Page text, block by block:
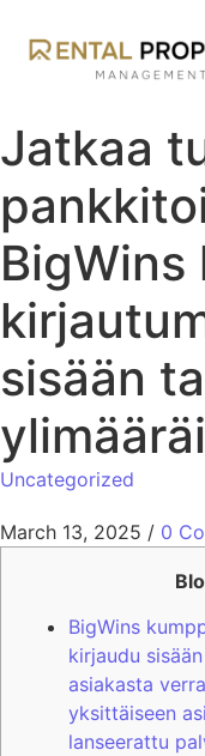
Jatkaa
BigWins
sisään
Uncategorized
March 13, 2025 / 0
BigWins
kirjaudu
asiakasta
yksittäiseen
lanseerattu